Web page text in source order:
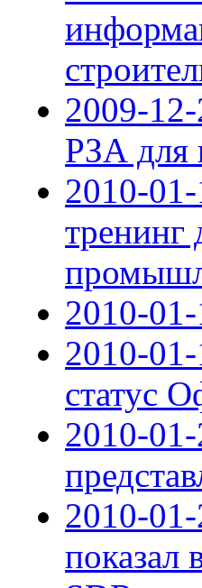
2009-
РЗА для
2010-
тренинг
2010-
2010-
статус
2010-
2010-
показал